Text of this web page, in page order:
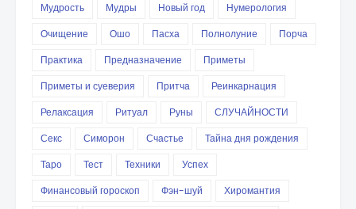
Мудрость
Мудры Новый год
Нумерология
Очищение
Ошо Пасха Полнолуние
Порча
Практика
Предназначение
Приметы
Приметы и суеверия
Притча
Реинкарнация
Релаксация
Ритуал Руны
СЛУЧАЙНОСТИ
Секс
Симорон Счастье
Тайна дня рождения
Таро
Тест Техники
Успех
Финансовый гороскоп
Фэн-шуй
Хиромантия